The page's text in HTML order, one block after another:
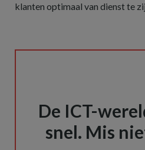
klanten optimaal van dienst te
De ICT-
snel. Mis